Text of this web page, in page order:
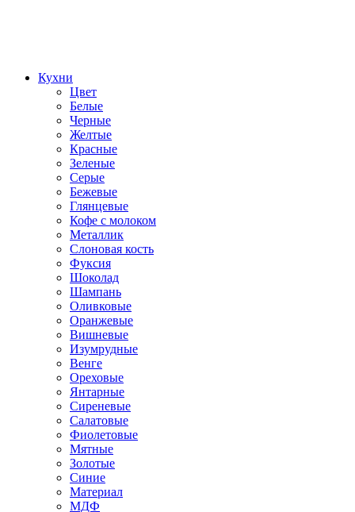
Кухни
Цвет
Белые
Черные
Желтые
Красные
Зеленые
Серые
Бежевые
Глянцевые
Кофе с молоком
Металлик
Слоновая кость
Фуксия
Шоколад
Шампань
Оливковые
Оранжевые
Вишневые
Изумрудные
Венге
Ореховые
Янтарные
Сиреневые
Салатовые
Фиолетовые
Мятные
Золотые
Синие
Материал
МДФ